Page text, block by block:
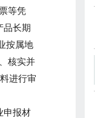
等凭
品长期
按属地
核实并
进行审
申报材